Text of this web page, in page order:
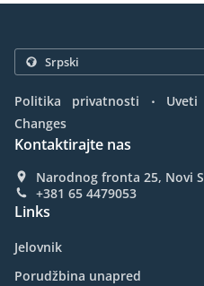
Politika privatnosti .
Changes
Kontaktirajte nas
Narodnog fronta 25, Novi
+381 65 4479053
Links
Jelovnik
Porudžbina unapred